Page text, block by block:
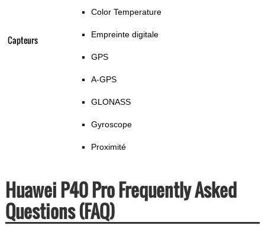
Capteurs
Color Temperature
Empreinte digitale
GPS
A-GPS
GLONASS
Gyroscope
Proximité
Huawei P40 Pro Frequently Asked
Questions (FAQ)